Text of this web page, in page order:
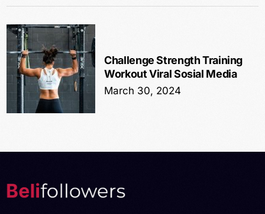
Challenge Strength Training
Workout Viral Sosial Media
March 30, 2024